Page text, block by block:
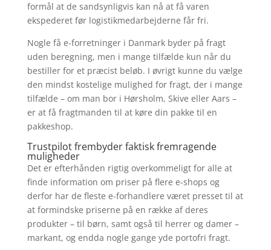
formål at de sandsynligvis kan nå at få varen
ekspederet før logistikmedarbejderne får fri.
Nogle få e-forretninger i Danmark byder på fragt
uden beregning, men i mange tilfælde kun når du
bestiller for et præcist beløb. I øvrigt kunne du vælge
den mindst kostelige mulighed for fragt, der i mange
tilfælde – om man bor i Hørsholm, Skive eller Aars –
er at få fragtmanden til at køre din pakke til en
pakkeshop.
Trustpilot frembyder faktisk fremragende
muligheder
Det er efterhånden rigtig overkommeligt for alle at
finde information om priser på flere e-shops og
derfor har de fleste e-forhandlere været presset til at
at formindske priserne på en række af deres
produkter – til børn, samt også til herrer og damer –
markant, og endda nogle gange yde portofri fragt.